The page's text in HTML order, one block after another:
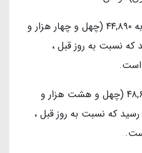
قیمت دلار مبادله ای، امروز به ۴۴,۸۹۰ (چهل و چهار هزار و
نسبت به روز قبل ،
یورو مبادله ای، امروز به ۴۸,۶۹۲ (چهل و هشت هزار و
که نسبت به روز قبل ،